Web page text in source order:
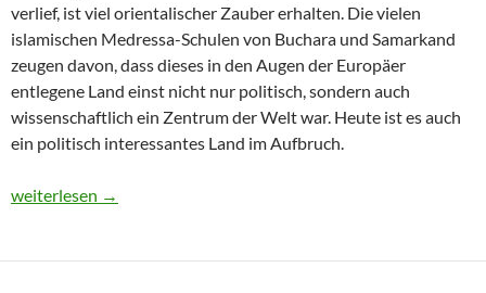
verlief, ist viel orientalischer Zauber erhalten. Die vielen
islamischen Medressa-Schulen von Buchara und Samarkand
zeugen davon, dass dieses in den Augen der Europäer
entlegene Land einst nicht nur politisch, sondern auch
wissenschaftlich ein Zentrum der Welt war. Heute ist es auch
ein politisch interessantes Land im Aufbruch.
Usbekistan 2025: Unterwegs in einem Land im Aufbruch
weiterlesen →